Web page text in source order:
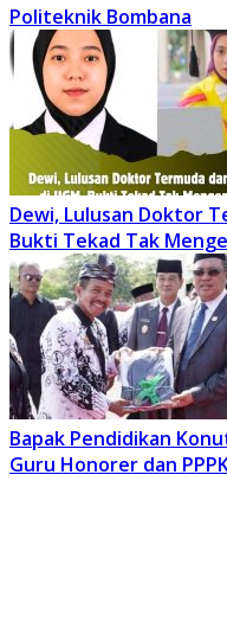
Politeknik Bombana
Dewi, Lulusan Doktor
Bukti Tekad Tak
Bapak Pendidikan
Guru Honorer dan